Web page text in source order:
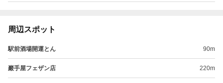
周辺スポット
駅前酒場開運とん 90m
巖手屋フェザン店 220m